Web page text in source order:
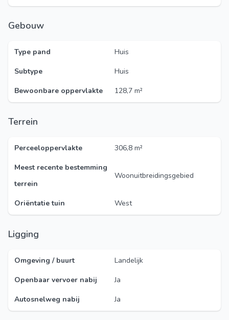
Gebouw
Type pand
Huis
Subtype
Huis
Bewoonbare oppervlakte
128,7 m²
Terrein
Perceeloppervlakte
306,8 m²
Meest recente bestemming
terrein
Woonuitbreidingsgebied
Oriëntatie tuin West
Ligging
Omgeving / buurt
Landelijk
Openbaar vervoer nabij
Ja
Autosnelweg nabij
Ja